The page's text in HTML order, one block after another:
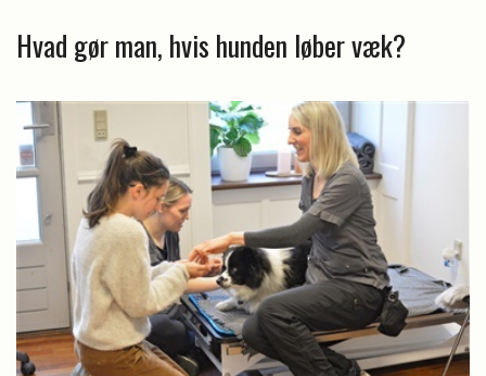
Hvad gør man, hvis hunden løber væk?